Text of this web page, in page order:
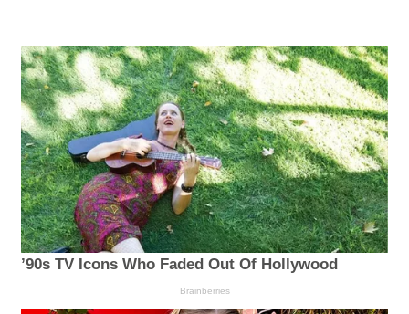
’90s TV Icons Who Faded Out Of Hollywood
Brainberries